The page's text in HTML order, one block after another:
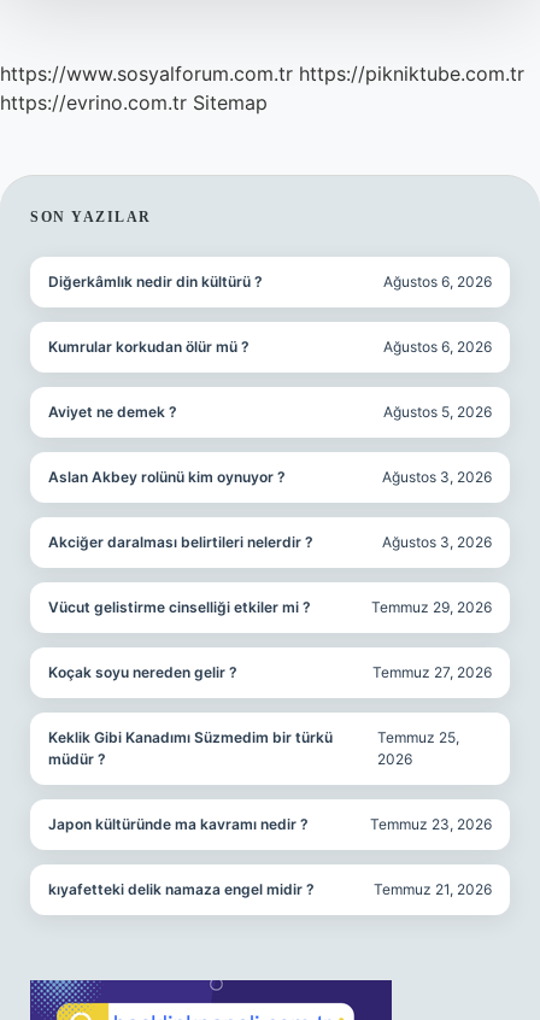
https://www.sosyalforum.com.tr https://pikniktube.com.tr
https://evrino.com.tr Sitemap
SIDEBAR
SON YAZILAR
Diğerkâmlık nedir din kültürü ? Ağustos 6, 2026
Kumrular korkudan ölür mü ? Ağustos 6, 2026
Aviyet ne demek ? Ağustos 5, 2026
Aslan Akbey rolünü kim oynuyor ? Ağustos 3, 2026
Akciğer daralması belirtileri nelerdir ? Ağustos 3, 2026
Vücut gelistirme cinselliği etkiler mi ? Temmuz 29, 2026
Koçak soyu nereden gelir ? Temmuz 27, 2026
Keklik Gibi Kanadımı Süzmedim bir türkü
müdür ?
Temmuz 25,
2026
Japon kültüründe ma kavramı nedir ? Temmuz 23, 2026
kıyafetteki delik namaza engel midir ? Temmuz 21, 2026